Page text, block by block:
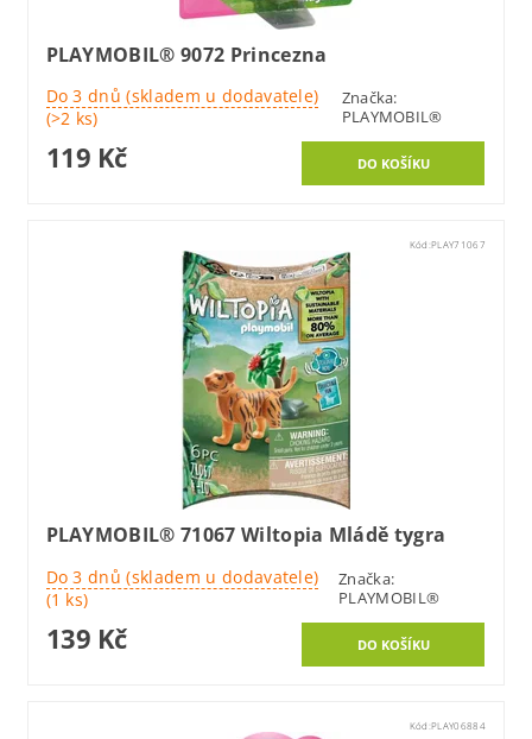
PLAYMOBIL® 9072 Princezna
Do 3 dnů (skladem u dodavatele)
(>2 ks)
Značka:
PLAYMOBIL®
119 Kč
Kód:PLAY71067
PLAYMOBIL® 71067 Wiltopia Mládě tygra
Do 3 dnů (skladem u dodavatele)
(1 ks)
Značka:
PLAYMOBIL®
139 Kč
Kód:PLAY06884